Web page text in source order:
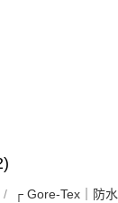
┌ Gore-Tex｜防水